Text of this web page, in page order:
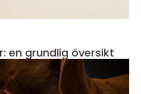
en grundlig översikt